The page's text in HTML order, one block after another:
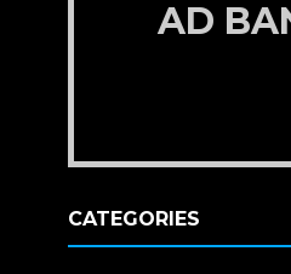
AD
CATEGORIES